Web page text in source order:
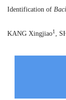
Identification of
KANG Xingjiao1 ,